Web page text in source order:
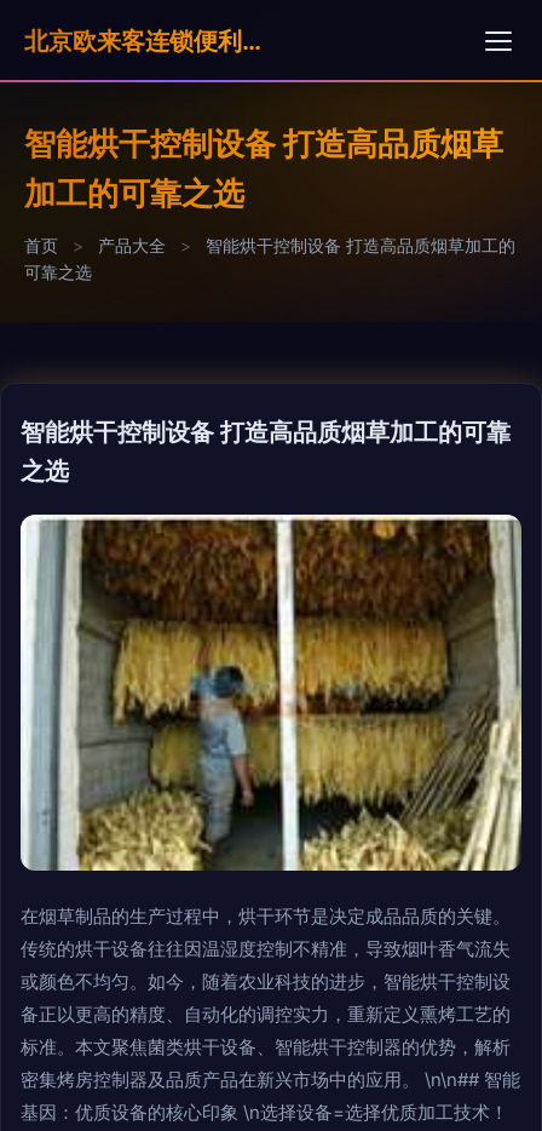
北京欧来客连锁便利店有限公司
智能烘干控制设备 打造高品质烟草
加工的可靠之选
首页 > 产品大全 >
智能烘干控制设备 打造高品质烟草加工的
可靠之选
智能烘干控制设备 打造高品质烟草加工的可靠
之选
在烟草制品的生产过程中，烘干环节是决定成品品质的关键。
传统的烘干设备往往因温湿度控制不精准，导致烟叶香气流失
或颜色不均匀。如今，随着农业科技的进步，智能烘干控制设
备正以更高的精度、自动化的调控实力，重新定义熏烤工艺的
标准。本文聚焦菌类烘干设备、智能烘干控制器的优势，解析
密集烤房控制器及品质产品在新兴市场中的应用。 \n\n## 智能
基因：优质设备的核心印象 \n选择设备=选择优质加工技术！